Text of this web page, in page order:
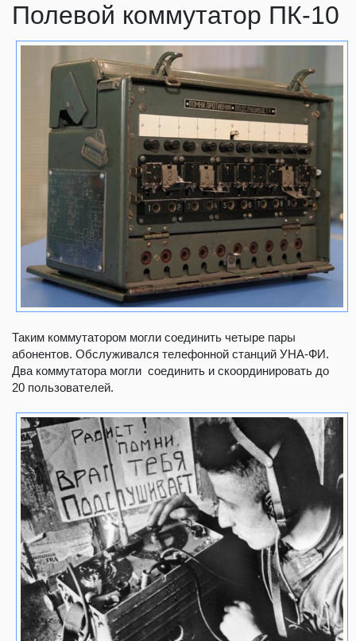
Полевой коммутатор ПК-10
Таким коммутатором могли соединить четыре пары
абонентов. Обслуживался телефонной станций УНА-ФИ.
Два коммутатора могли соединить и скоординировать до
20 пользователей.